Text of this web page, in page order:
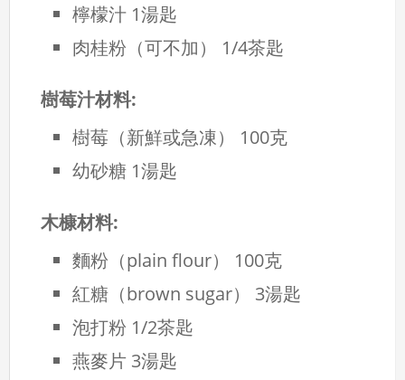
檸檬汁 1湯匙
肉桂粉（可不加） 1/4茶匙
樹莓汁材料:
樹莓（新鮮或急凍） 100克
幼砂糖 1湯匙
木槺材料:
麵粉（plain flour） 100克
紅糖（brown sugar） 3湯匙
泡打粉 1/2茶匙
燕麥片 3湯匙